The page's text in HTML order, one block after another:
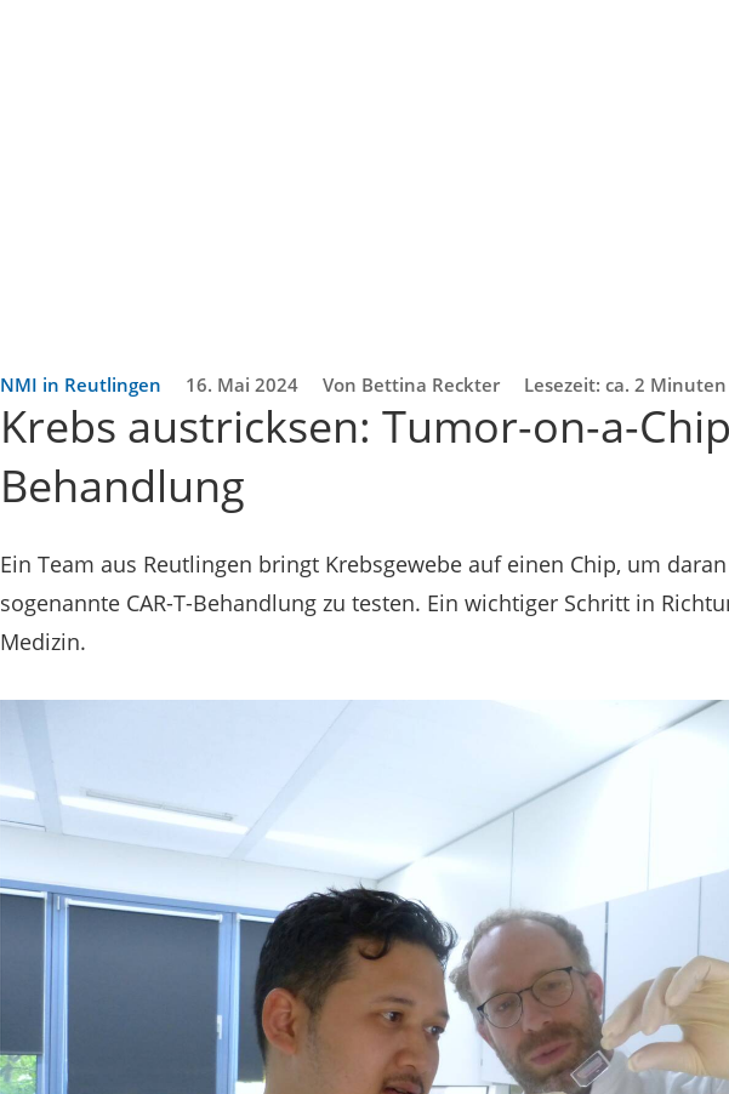
NMI in Reutlingen 16. Mai 2024 Von Bettina Reckter Lesezeit: ca. 2 Minuten
Krebs austricksen: Tumor-on-a-
Behandlung
Ein Team aus Reutlingen bringt Krebsgewebe auf einen Chip, um
sogenannte CAR-T-Behandlung zu testen. Ein wichtiger Schritt in
Medizin.